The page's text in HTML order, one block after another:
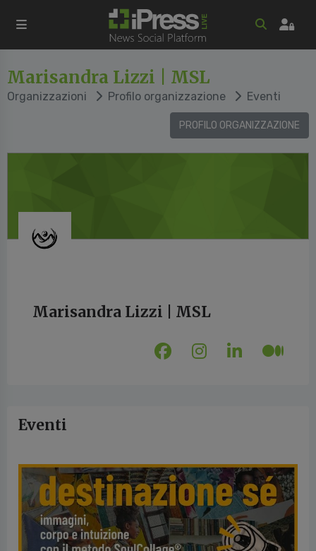
Marisandra Lizzi | MSL
Organizzazioni Profilo organizzazione Eventi
PROFILO ORGANIZZAZIONE
Marisandra Lizzi | MSL
Eventi